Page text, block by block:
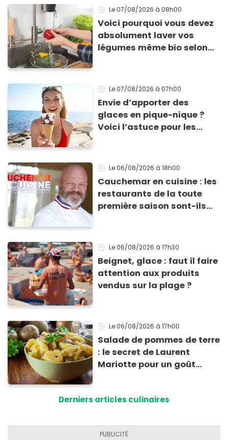
Le 07/08/2026 à 08h00
Voici pourquoi vous devez
absolument laver vos
légumes même bio selon
Le 07/08/2026 à 07h00
Envie d’apporter des
glaces en pique-nique ?
Voici l’astuce pour les
ne fondent !
Le 06/08/2026 à 18h00
Cauchemar en cuisine : les
restaurants de la toute
première saison sont-ils
Le 06/08/2026 à 17h30
Beignet, glace : faut il faire
attention aux produits
vendus sur la plage ?
Le 06/08/2026 à 17h00
Salade de pommes de terre
: le secret de Laurent
Mariotte pour un goût
Derniers articles culinaires